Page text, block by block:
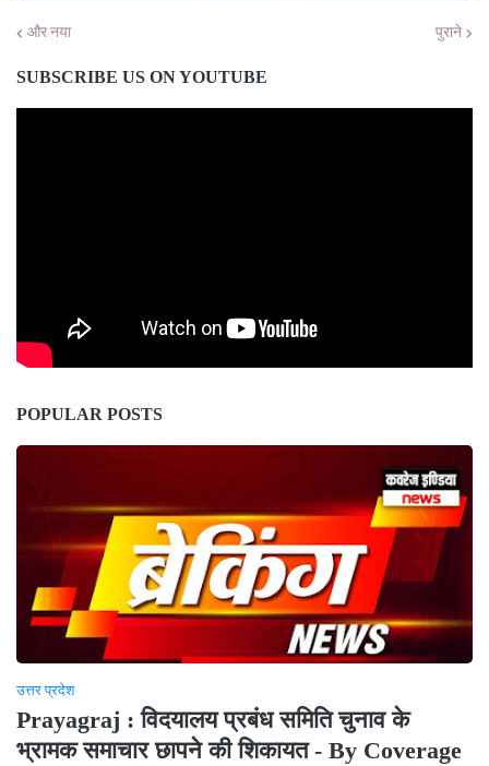
और नया पुराने
SUBSCRIBE US ON YOUTUBE
POPULAR POSTS
उत्तर प्रदेश
Prayagraj : विदयालय प्रबंध समिति चुनाव के
भ्रामक समाचार छापने की शिकायत - By Coverage